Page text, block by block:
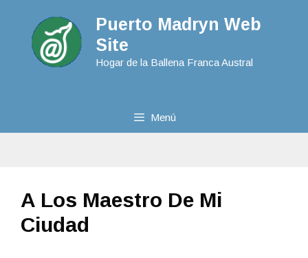
Puerto Madryn Web
Site
Hogar de la Ballena Franca Austral
Menú
A Los Maestro De Mi
Ciudad